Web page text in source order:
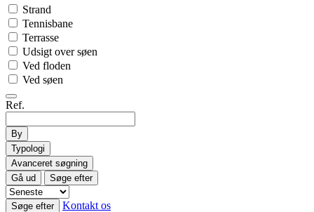
Strand
Tennisbane
Terrasse
Udsigt over søen
Ved floden
Ved søen
Ref.
By
Typologi
Avanceret søgning
Gå ud
Søge efter
Søge efter Kontakt os